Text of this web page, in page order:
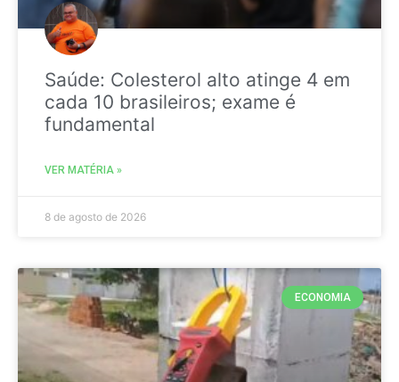
Saúde: Colesterol alto atinge 4 em
cada 10 brasileiros; exame é
fundamental
VER MATÉRIA »
8 de agosto de 2026
ECONOMIA